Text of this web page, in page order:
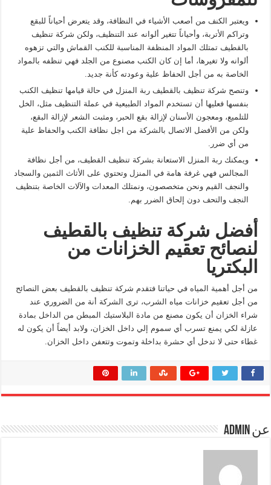
ويعتبر الكنف من أصعب الأشياء في النظافة، وقد يتعرض أحياناً للبقع
وتراكم الأتربة، وأحياناً تتغير ألوانه عند التنظيف، ولكن شركة تنظيف
بالقطيف تمتلك المواد المنظفة المناسبة للكنب القماش والتي تزهوه
ألوانه ولا تغيرها، أما إن كان الكنب مصنوع من الجلد فهي تنظفه بالمواد
الخاصة به من أجل الحفاظ علية وعودته كأنة جديد.
وتنصح شركة تنظيف بالقطيف ربة المنزل في حالة قيامها تنظيف الكنب
بنفسها فعليها أن تستخدم المواد الطبيعية في عملة التنظيف مثل، الخل
للتلميع، ومعجون الأسنان لإزالة بقع الحبر، ومثبت الشعر لإزالة البقع،
ولكن من الأفضل الاتصال بالشركة من اجل نظافة الكنب والحفاظ علية
من أي ضرر.
ويمكنك ربة المنزل الاستعانة بشركة تنظيف القطيف، من أجل نظافة
المجالس فهي غرفة هامة في المنزل وتحتوي على الأثاث الثمين والسجاد
والنجف القيم ونحن متخصصون، ونمتلك المعدات والآلات الخاصة بتنظيف
النجف والتحف دون إلحاق الضرر بهم.
أفضل شركة تنظيف بالقطيف
لنصائح تعقيم الخزانات من
البكتريا
من أجل أهمية المياه في حياتنا فتقدم شركة تنظيف بالقطيف بعض النصائح
من أجل تعقيم خزانات مياه الشرب، ترى الشركة أنة من الضروري عند
شراء الخزان أن يكون مصنع من مادة البلاستيك المبطن من الداخل بمادة
عازلة لكي يمنع تسرب أي سموم إلي داخل الخزان، ولابد أيضاً أن يكون له
غطاء حتى لا تدخل أي حشرة بداخلة وتموت وتتعفن داخل الخزان.
عن admin